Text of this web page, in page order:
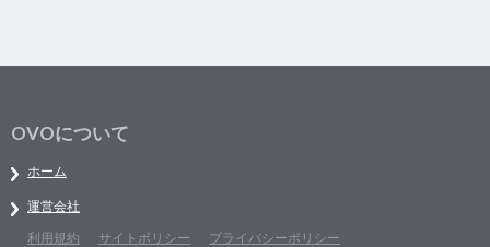
OVOについて
ホーム
運営会社
利用規約
サイトポリシー プライバシーポリシー